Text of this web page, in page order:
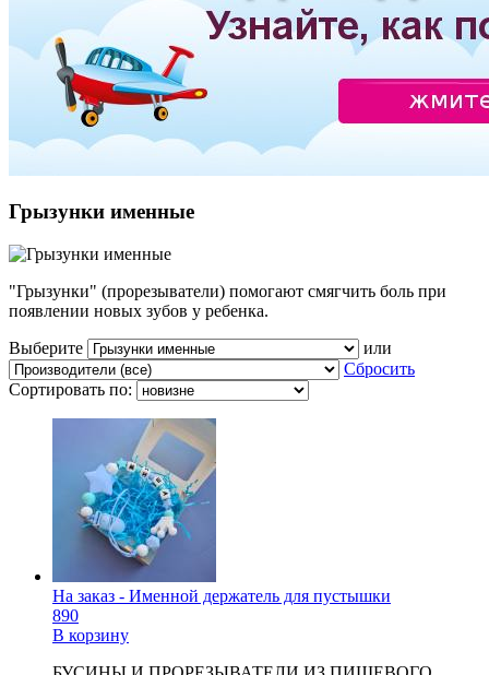
Грызунки именные
"Грызунки" (прорезыватели) помогают смягчить боль при
появлении новых зубов у ребенка.
Выберите
или
Сбросить
Сортировать по:
На заказ - Именной держатель для пустышки
890
В корзину